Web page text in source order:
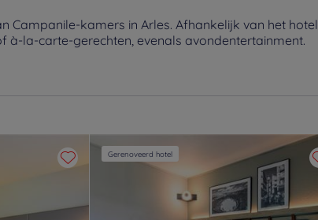
Campanile-kamers in Arles. Afhankelijk van het
à-la-carte-gerechten, evenals avondentertainment.
Gerenoveerd hotel